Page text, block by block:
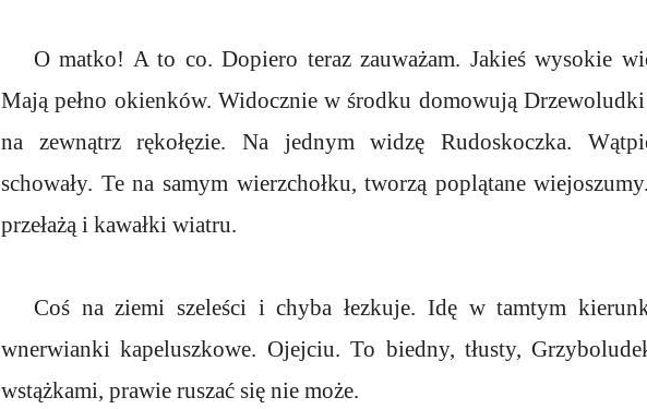
O matko! A to co. Dopiero teraz zauważam. Jakieś wysokie
Mają pełno okienków. Widocznie w środku domowują Drzewoludki
na zewnątrz rękołęzie. Na jednym widzę Rudoskoczka.
schowały. Te na samym wierzchołku, tworzą poplątane
przełażą i kawałki wiatru.
Coś na ziemi szeleści i chyba łezkuje. Idę w tamtym
wnerwianki kapeluszkowe. Ojejciu. To biedny, tłusty,
wstążkami, prawie ruszać się nie może.